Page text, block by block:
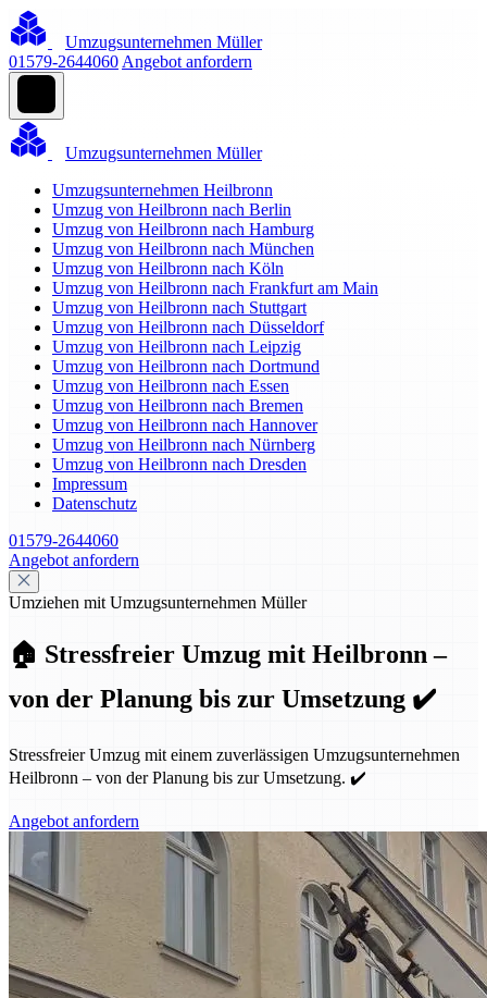
Umzugsunternehmen Müller
01579-2644060 Angebot anfordern
Umzugsunternehmen Müller
Umzugsunternehmen Heilbronn
Umzug von Heilbronn nach Berlin
Umzug von Heilbronn nach Hamburg
Umzug von Heilbronn nach München
Umzug von Heilbronn nach Köln
Umzug von Heilbronn nach Frankfurt am Main
Umzug von Heilbronn nach Stuttgart
Umzug von Heilbronn nach Düsseldorf
Umzug von Heilbronn nach Leipzig
Umzug von Heilbronn nach Dortmund
Umzug von Heilbronn nach Essen
Umzug von Heilbronn nach Bremen
Umzug von Heilbronn nach Hannover
Umzug von Heilbronn nach Nürnberg
Umzug von Heilbronn nach Dresden
Impressum
Datenschutz
01579-2644060
Angebot anfordern
Umziehen mit Umzugsunternehmen Müller
🏠 Stressfreier Umzug mit Heilbronn –
von der Planung bis zur Umsetzung ✔️
Stressfreier Umzug mit einem zuverlässigen Umzugsunternehmen
Heilbronn – von der Planung bis zur Umsetzung. ✔️
Angebot anfordern